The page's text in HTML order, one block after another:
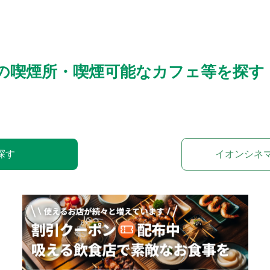
喫煙所・喫煙可能なカフェ等を探す
す イオンシネ